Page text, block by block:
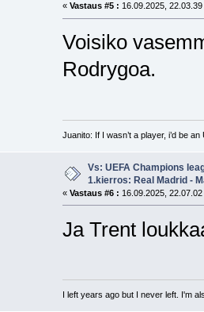
« Vastaus #5 : 16.09.2025, 22.03.39
Voisiko
Rodrygoa.
Juanito: If I wasn’t a player, i’d be an
Vs: UEFA Champions
1.kierros: Real Madrid -
« Vastaus #6 : 16.09.2025, 22.07.02
Ja Trent
I left years ago but I never left. I'm